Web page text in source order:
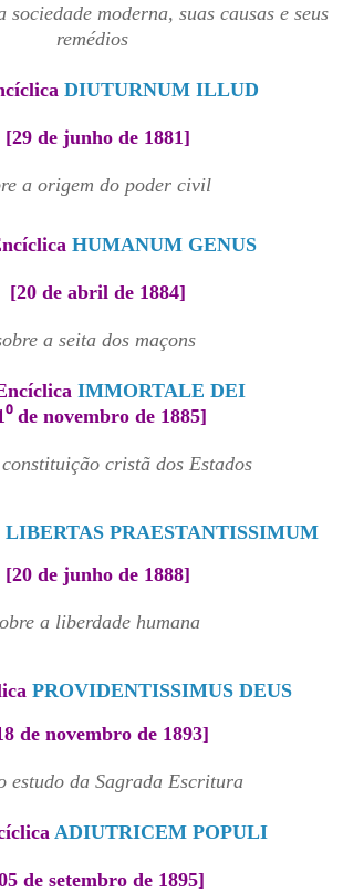
sociedade moderna, suas causas e seus
remédios
DIUTURNUM ILLUD
[29 de junho de 1881]
a origem do poder civil
HUMANUM GENUS
[20 de abril de 1884]
a seita dos maçons
IMMORTALE DEI
de novembro de 1885]
cristã dos Estados
LIBERTAS PRAESTANTISSIMUM
[20 de junho de 1888]
a liberdade humana
PROVIDENTISSIMUS DEUS
de novembro de 1893]
estudo da Sagrada Escritura
ADIUTRICEM POPULI
de setembro de 1895]